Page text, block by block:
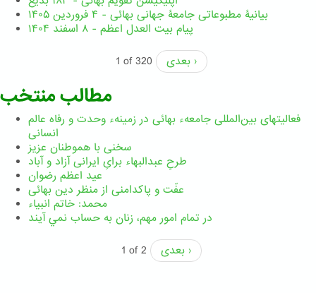
بیانیۀ مطبوعاتی جامعۀ جهانی بهائی - ۴ فروردین ۱۴۰۵
پیام بیت العدل اعظم - ۸ اسفند ۱۴۰۴
1 of 320
بعدی ›
مطالب منتخب
فعالیتهای بین‌المللی جامعهء بهائی در زمینهء وحدت و رفاه عالم
انسانی
سخنی با هموطنان عزیز
طرحِ عبدالبهاء برایِ ایرانی آزاد و آباد
عید اعظم رضوان
عفّت و پاکدامنی از منظر دین بهائی
محمد: خاتم انبیاء
در تمام امور مهم،‌ زنان به حساب نمي آيند
1 of 2
بعدی ›